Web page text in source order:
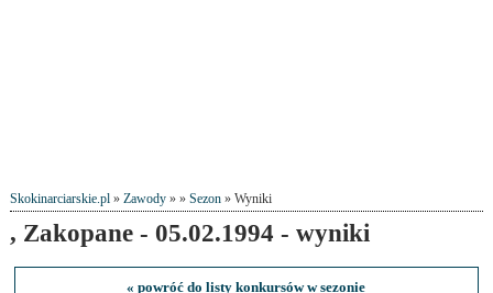
Skokinarciarskie.pl» Zawody» » Sezon » Wyniki
, Zakopane - 05.02.1994 - wyniki
« powróć do listy konkursów w sezonie